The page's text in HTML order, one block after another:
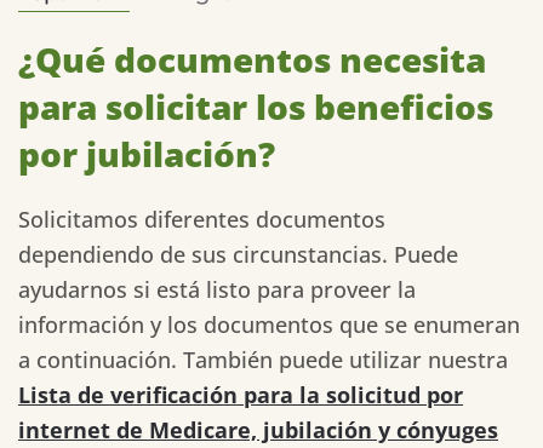
¿Qué documentos necesita
para solicitar los beneficios
por jubilación?
Solicitamos diferentes documentos
dependiendo de sus circunstancias. Puede
ayudarnos si está listo para proveer la
información y los documentos que se enumeran
a continuación. También puede utilizar nuestra
Lista de verificación para la solicitud por
internet de Medicare, jubilación y cónyuges